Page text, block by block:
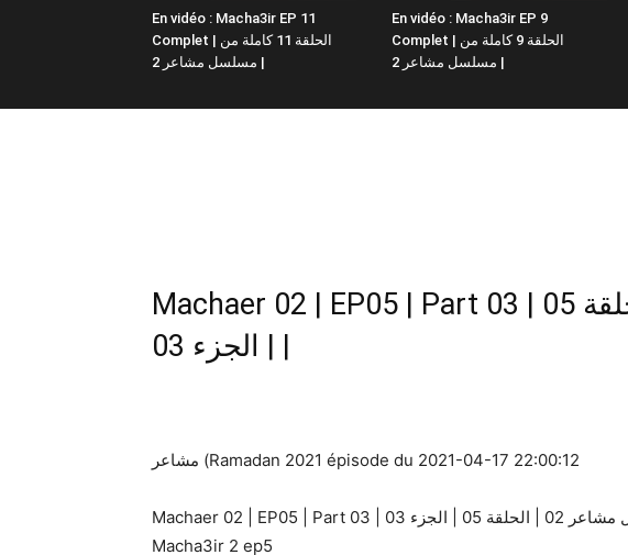
En vidéo : Macha3ir EP 11
Complet | الحلقة 11 كاملة من
مسلسل مشاعر 2 |
En vidéo : Macha3ir EP 9
Complet | الحلقة 9 كاملة من
مسلسل مشاعر 2 |
Machaer 02 | EP05 | Part 03 | مسلسل مشاعر 02 | الحلقة 05
مشاعر (Ramadan 2021 épisode du 2021-04-17 22:00:12
Macha3ir 2 ep5